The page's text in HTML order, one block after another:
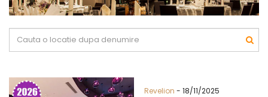
Revelion - 18/11/2025